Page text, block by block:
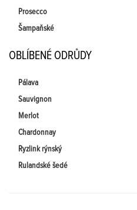
Prosecco
Šampaňské
OBLÍBENÉ ODRŮDY
Pálava
Sauvignon
Merlot
Chardonnay
Ryzlink rýnský
Rulandské šedé